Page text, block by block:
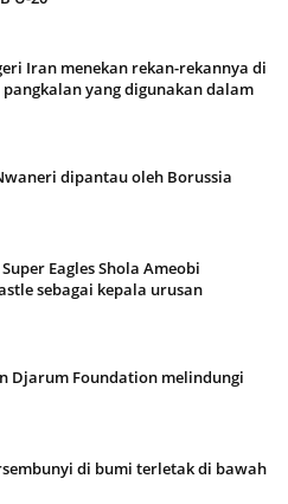
Iran menekan rekan-rekannya di
pangkalan yang digunakan dalam
dipantau oleh Borussia
Eagles Shola Ameobi
sebagai kepala urusan
Djarum Foundation melindungi
di bumi terletak di bawah